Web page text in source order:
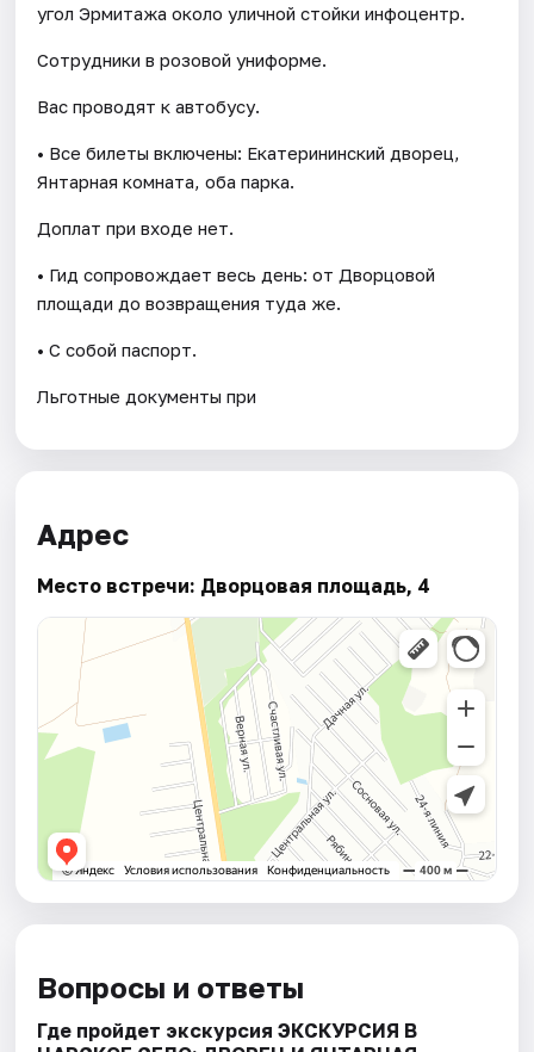
угол Эрмитажа около уличной стойки инфоцентр.
Сотрудники в розовой униформе.
Вас проводят к автобусу.
• Все билеты включены: Екатерининский дворец,
Янтарная комната, оба парка.
Доплат при входе нет.
• Гид сопровождает весь день: от Дворцовой
площади до возвращения туда же.
• С собой паспорт.
Льготные документы при
Адрес
Место встречи: Дворцовая площадь, 4
Вопросы и ответы
Где пройдет экскурсия ЭКСКУРСИЯ В